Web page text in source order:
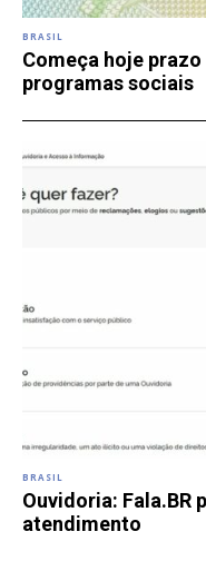
BRASIL
Começa hoje
programas sociais
BRASIL
Ouvidoria: Fala.BR
atendimento